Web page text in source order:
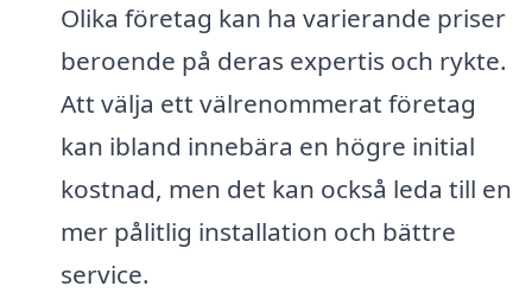
Olika företag kan ha varierande priser
beroende på deras expertis och rykte.
Att välja ett välrenommerat företag
kan ibland innebära en högre initial
kostnad, men det kan också leda till en
mer pålitlig installation och bättre
service.